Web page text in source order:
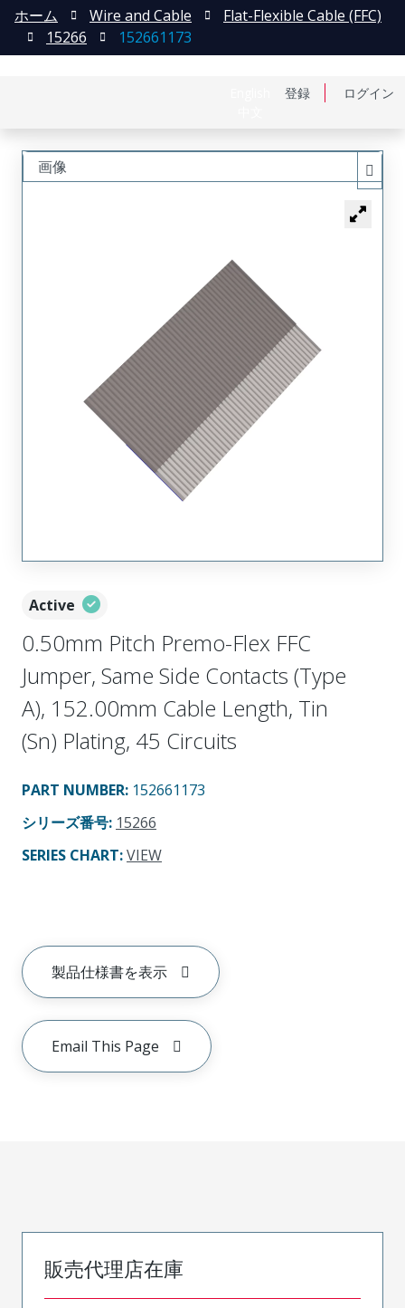
登録 ログイン
ホーム Wire and Cable
Flat-Flexible Cable (FFC)
15266
152661173
Active
0.50mm Pitch Premo-Flex FFC
Jumper, Same Side Contacts (Type
A), 152.00mm Cable Length, Tin
(Sn) Plating, 45 Circuits
PART NUMBER: 152661173
シリーズ番号: 15266
SERIES CHART:VIEW
製品仕様書を表示
Email This Page
画像
販売代理店在庫